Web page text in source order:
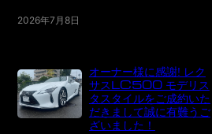
2026年7月8日
オーナー様に感謝! レク
サスLC500 モデリス
タスタイルをご成約いた
だきまして誠に有難うご
ざいました！